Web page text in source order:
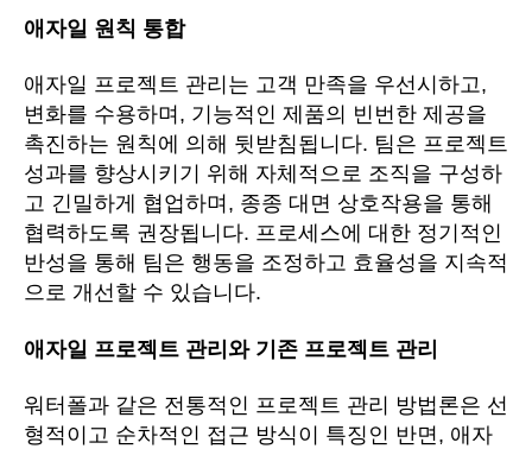
애자일 원칙 통합
애자일 프로젝트 관리는 고객 만족을 우선시하고,
변화를 수용하며, 기능적인 제품의 빈번한 제공을
촉진하는 원칙에 의해 뒷받침됩니다. 팀은 프로젝트
성과를 향상시키기 위해 자체적으로 조직을 구성하
고 긴밀하게 협업하며, 종종 대면 상호작용을 통해
협력하도록 권장됩니다. 프로세스에 대한 정기적인
반성을 통해 팀은 행동을 조정하고 효율성을 지속적
으로 개선할 수 있습니다.
애자일 프로젝트 관리와 기존 프로젝트 관리
워터폴과 같은 전통적인 프로젝트 관리 방법론은 선
형적이고 순차적인 접근 방식이 특징인 반면, 애자